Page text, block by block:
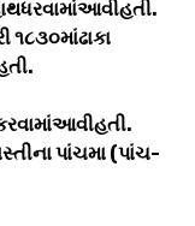
પાંચમા (પાંચ-